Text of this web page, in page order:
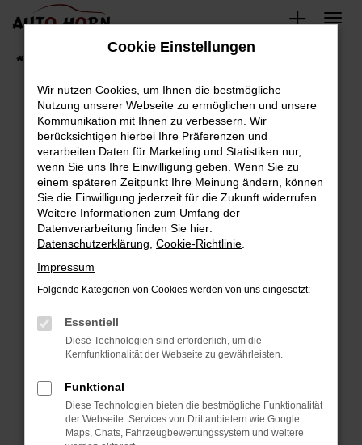
Zum
springen
Fahrzeugbestand
Fehler: Network Error
Beim Laden ist ein Fehler aufgetreten.
Hier sind ein paar Tipps, die dir helfen können:
Überprüfe deine Firewall und deine
Internetverbindung.
Laden andere Webseiten, zum Beispiel deine
Suchmaschine?
Prüfe deine Browsererweiterungen.
können das Laden bestimmter Seiten
verhindern. Funktioniert die Seite in einem
anderen Browser oder in einem privaten
Starte dein Gerät neu.
Das kann manchmal helfen, vorübergehende
Probleme zu beheben.
Cookie Einstellungen
Wir nutzen Cookies, um Ihnen die bestmögliche
Nutzung unserer Webseite zu ermöglichen und unsere
Kommunikation mit Ihnen zu verbessern. Wir
berücksichtigen hierbei Ihre Präferenzen und
verarbeiten Daten für Marketing und Statistiken nur,
wenn Sie uns Ihre Einwilligung geben. Wenn Sie zu
einem späteren Zeitpunkt Ihre Meinung ändern, können
Sie die Einwilligung jederzeit für die Zukunft widerrufen.
Weitere Informationen zum Umfang der
Datenverarbeitung finden Sie hier:
Datenschutzerklärung Cookie-Richtlinie
Impressum
Folgende Kategorien von Cookies werden von uns eingesetzt:
Essentiell
Diese Technologien sind erforderlich, um die
Kernfunktionalität der Webseite zu gewährleisten.
Funktional
Diese Technologien bieten die bestmögliche Funktionalität
der Webseite. Services von Drittanbietern wie Google
Maps, Chats, Fahrzeugbewertungssystem und weitere